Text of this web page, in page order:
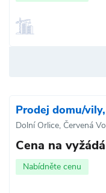
Prodej domu/
Dolní Orlice, Červená
Cena na
Nabídněte cenu